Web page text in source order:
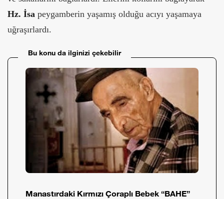
Hz. İsa peygamberin yaşamış olduğu acıyı yaşamaya
uğraşırlardı.
Bu konu da ilginizi çekebilir
Manastırdaki Kırmızı Çoraplı Bebek “BAHE”